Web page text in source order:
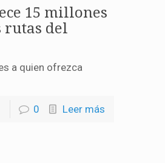
15 millones
rutas del
a quien ofrezca
0 Leer más